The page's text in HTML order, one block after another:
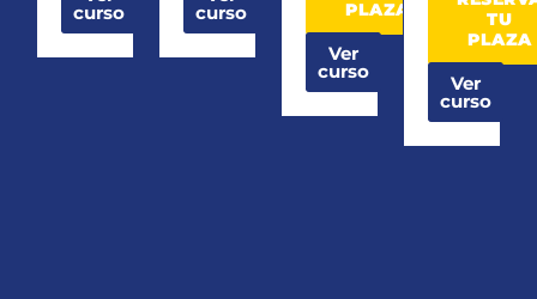
curso curso
PLAZA
Ver
curso
TU
PLAZA
Ver
curso